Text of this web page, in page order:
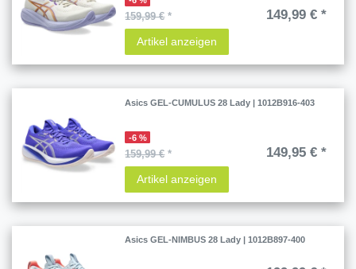
159,99 €* 149,99 € *
Artikel anzeigen
Asics GEL-CUMULUS 28 Lady | 1012B916-403
-6 %
159,99 €* 149,95 € *
Artikel anzeigen
Asics GEL-NIMBUS 28 Lady | 1012B897-400